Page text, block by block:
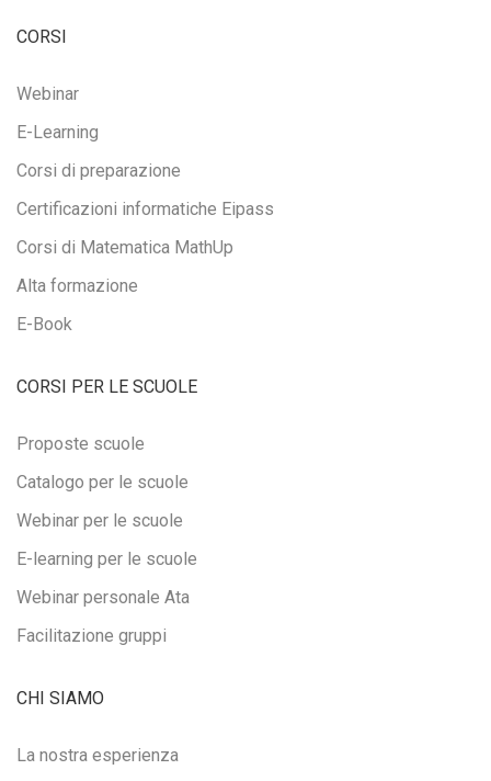
CORSI
Webinar
E-Learning
Corsi di preparazione
Certificazioni informatiche Eipass
Corsi di Matematica MathUp
Alta formazione
E-Book
CORSI PER LE SCUOLE
Proposte scuole
Catalogo per le scuole
Webinar per le scuole
E-learning per le scuole
Webinar personale Ata
Facilitazione gruppi
CHI SIAMO
La nostra esperienza